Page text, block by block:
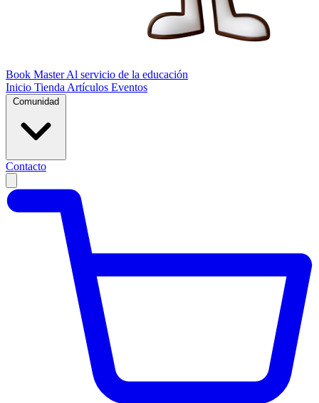
Book Master Al servicio de la educación
Inicio Tienda Artículos Eventos
Comunidad
Contacto